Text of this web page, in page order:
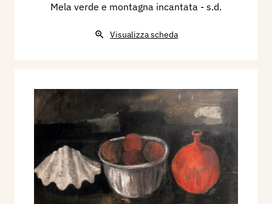
Mela verde e montagna incantata - s.d.
Visualizza scheda